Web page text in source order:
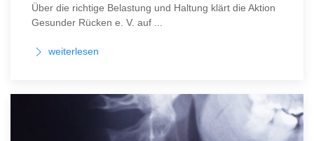
Über die richtige Belastung und Haltung klärt die Aktion
Gesunder Rücken e. V. auf ...
weiterlesen